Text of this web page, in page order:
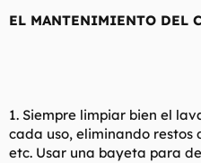
EL MANTENIMIENTO DEL
1. Siempre limpiar bien el
cada uso, eliminando restos
etc. Usar una bayeta para